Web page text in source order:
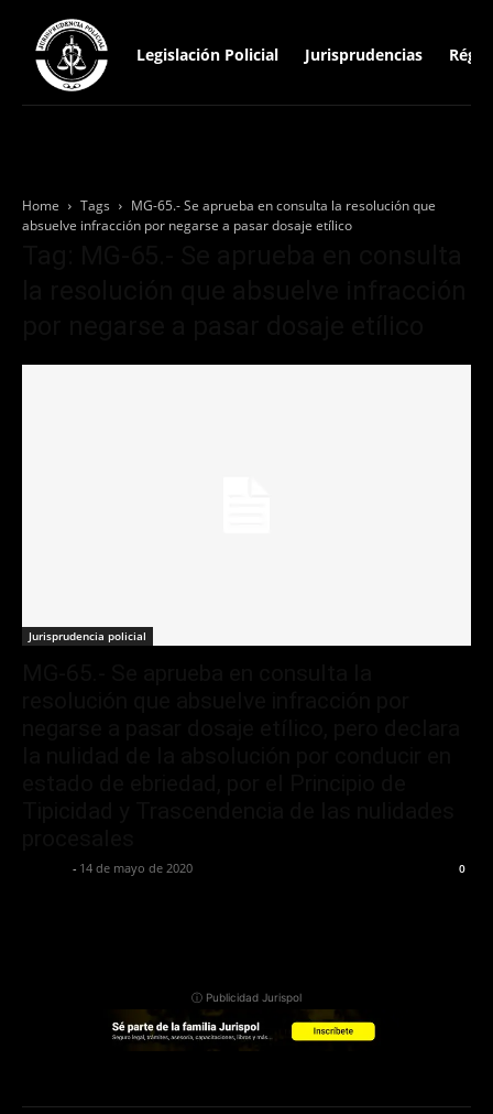
Legislación Policial Jurisprudencias
Home Tags
MG-65.- Se aprueba en consulta la resolución que
absuelve infracción por negarse a pasar dosaje etílico
Jurisprudencia policial
- 14 de mayo de 2020 0
ⓘ Publicidad Jurispol